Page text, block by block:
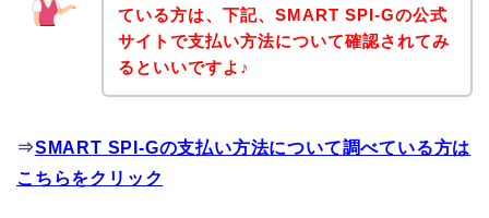
ている方は、下記、SMART SPI-Gの公式
サイトで支払い方法について確認されてみ
るといいですよ♪
⇒SMART SPI-Gの支払い方法について調べている方は
こちらをクリック